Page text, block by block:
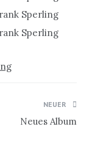
NEUER
Neues Album